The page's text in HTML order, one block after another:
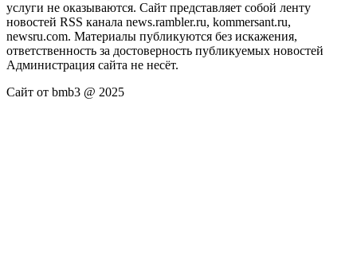
услуги не оказываются. Сайт представляет собой ленту
новостей RSS канала news.rambler.ru, kommersant.ru,
newsru.com. Материалы публикуются без искажения,
ответственность за достоверность публикуемых новостей
Администрация сайта не несёт.
Сайт от bmb3 @ 2025